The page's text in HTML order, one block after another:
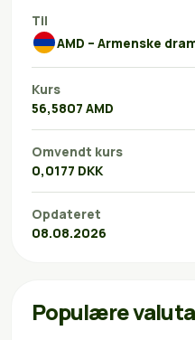
Til
AMD – Armenske
Kurs
56,5807 AMD
Omvendt kurs
0,0177 DKK
Opdateret
08.08.2026
Populære